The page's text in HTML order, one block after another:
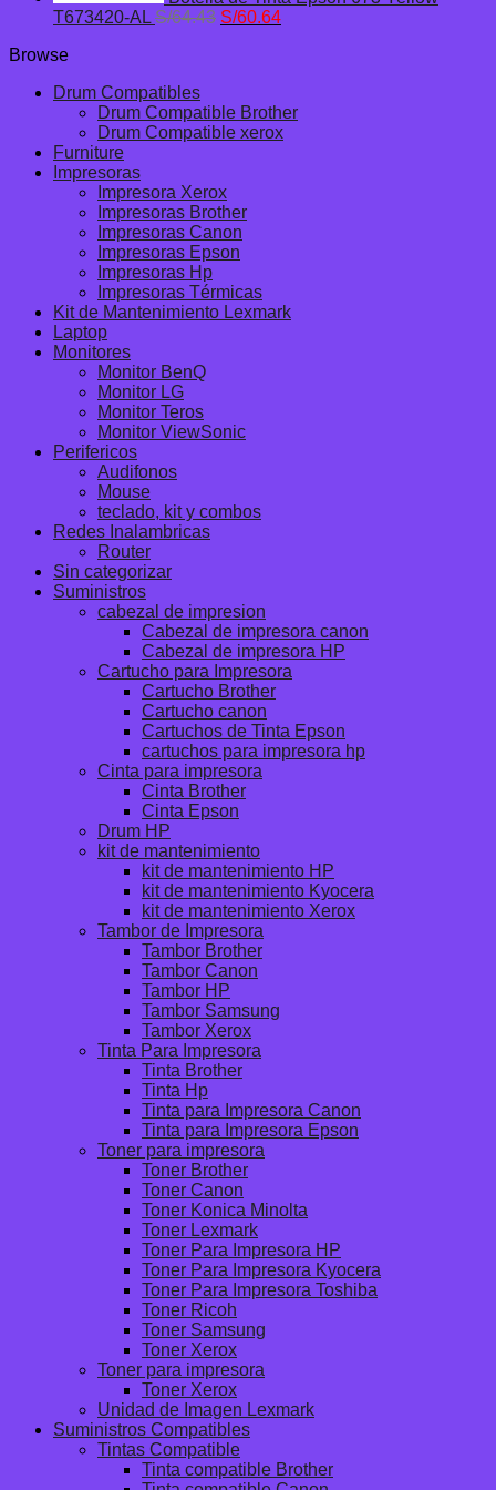
T673420-AL S/64.43 El
S/60.64El
Browse
Drum Compatibles
Drum Compatible Brother
Drum Compatible xerox
Furniture
Impresoras
Impresora Xerox
Impresoras Brother
Impresoras Canon
Impresoras Epson
Impresoras Hp
Impresoras Térmicas
Kit de Mantenimiento Lexmark
Laptop
Monitores
Monitor BenQ
Monitor LG
Monitor Teros
Monitor ViewSonic
Perifericos
Audifonos
Mouse
teclado, kit y combos
Redes Inalambricas
Router
Sin categorizar
Suministros
cabezal de impresion
Cabezal de impresora canon
Cabezal de impresora HP
Cartucho para Impresora
Cartucho Brother
Cartucho canon
Cartuchos de Tinta Epson
cartuchos para impresora hp
Cinta para impresora
Cinta Brother
Cinta Epson
Drum HP
kit de mantenimiento
kit de mantenimiento HP
kit de mantenimiento Kyocera
kit de mantenimiento Xerox
Tambor de Impresora
Tambor Brother
Tambor Canon
Tambor HP
Tambor Samsung
Tambor Xerox
Tinta Para Impresora
Tinta Brother
Tinta Hp
Tinta para Impresora Canon
Tinta para Impresora Epson
Toner para impresora
Toner Brother
Toner Canon
Toner Konica Minolta
Toner Lexmark
Toner Para Impresora HP
Toner Para Impresora Kyocera
Toner Para Impresora Toshiba
Toner Ricoh
Toner Samsung
Toner Xerox
Toner para impresora
Toner Xerox
Unidad de Imagen Lexmark
Suministros Compatibles
Tintas Compatible
Tinta compatible Brother